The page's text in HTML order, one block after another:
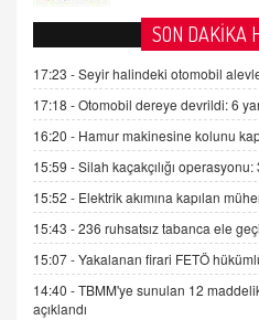
AV. DOĞAN CAN
Kişisel verilerin
gelişimi
15.09.2025 16:17
SEHER EREK
Kış Ayları Geldi,
9.12.2025 10:11
İNCİ GÜL AKÖL
Trump Keşke
06.07.2026 13:00
SON DAKİKA
17:23 -Seyir halindeki otomobil
17:18 -Otomobil dereye devrildi: 6
16:20 - Hamur makinesine kolunu
15:59 -Silah kaçakçılığı operasyonu:
15:52 - Elektrik akımına kapılan
15:43 -236 ruhsatsız tabanca ele
15:07 -Yakalanan firari FETÖ
14:40 -TBMM'ye sunulan 12
açıklandı